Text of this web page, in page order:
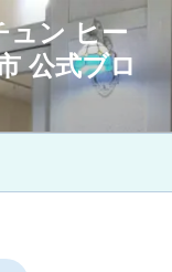
ュン ヒー
公式ブロ